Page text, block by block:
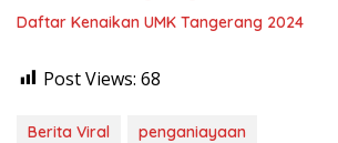
Daftar Kenaikan UMK Tangerang 2024
Post Views: 68
Berita Viral
penganiayaan